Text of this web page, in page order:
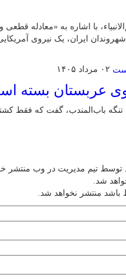
با اشاره به «معادله قطعی
ایران، یک نیروی
۰۲ مرداد ۱۴۰۵
عربستان بسته
باب‌المندب، گفت که فقط
توسط تیم مدیریت در وب منتشر
شد.
باشد منتشر نخواهد شد.